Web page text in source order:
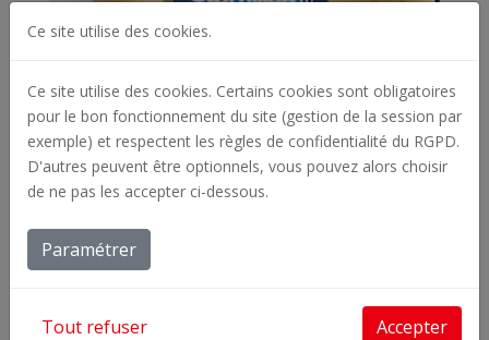
Ce site utilise des cookies.
Ce site utilise des cookies. Certains cookies sont obligatoires
pour le bon fonctionnement du site (gestion de la session par
exemple) et respectent les règles de confidentialité du RGPD.
D'autres peuvent être optionnels, vous pouvez alors choisir
de ne pas les accepter ci-dessous.
Paramétrer
Tout refuser Accepter